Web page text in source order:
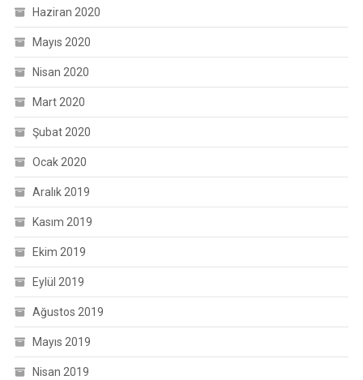
Haziran 2020
Mayıs 2020
Nisan 2020
Mart 2020
Şubat 2020
Ocak 2020
Aralık 2019
Kasım 2019
Ekim 2019
Eylül 2019
Ağustos 2019
Mayıs 2019
Nisan 2019